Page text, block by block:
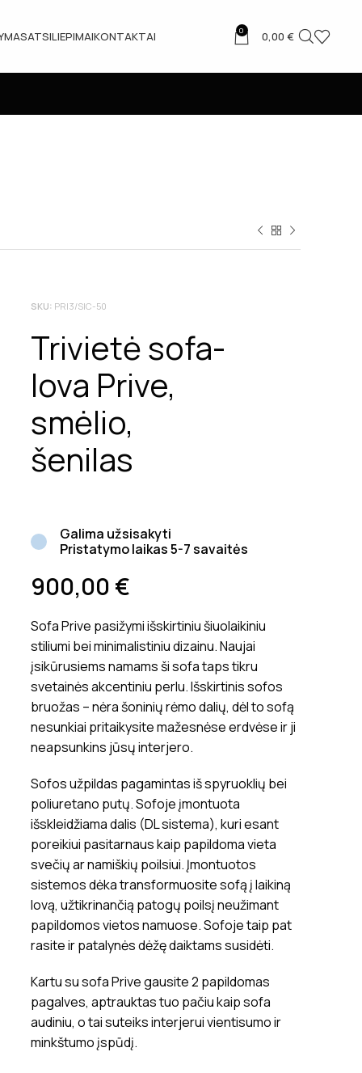
ATSILIEPIMAIKONTAKTAI 0 0,00€
SKU: PRI3/SIC-50
Trivietė sofa-
lova Prive,
smėlio,
šenilas
Galima užsisakyti
Pristatymo laikas 5-7 savaitės
900,00 €
Sofa Prive pasižymi išskirtiniu šiuolaikiniu
stiliumi bei minimalistiniu dizainu. Naujai
įsikūrusiems namams ši sofa taps tikru
svetainės akcentiniu perlu. Išskirtinis sofos
bruožas – nėra šoninių rėmo dalių, dėl to sofą
nesunkiai pritaikysite mažesnėse erdvėse ir ji
neapsunkins jūsų interjero.
Sofos užpildas pagamintas iš spyruoklių bei
poliuretano putų. Sofoje įmontuota
išskleidžiama dalis (DL sistema), kuri esant
poreikiui pasitarnaus kaip papildoma vieta
svečių ar namiškių poilsiui. Įmontuotos
sistemos dėka transformuosite sofą į laikiną
lovą, užtikrinančią patogų poilsį neužimant
papildomos vietos namuose. Sofoje taip pat
rasite ir patalynės dėžę daiktams susidėti.
Kartu su sofa Prive gausite 2 papildomas
pagalves, aptrauktas tuo pačiu kaip sofa
audiniu, o tai suteiks interjerui vientisumo ir
minkštumo įspūdį.